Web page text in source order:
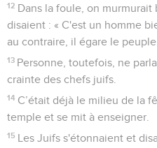
12 Dans la foule, on murmurait
disaient : « C'est un homme
au contraire, il égare le
13 Personne, toutefois, ne
crainte des chefs juifs.
14 C’était déjà le milieu de la
temple et se mit à enseigner.
15 Les Juifs s'étonnaient et